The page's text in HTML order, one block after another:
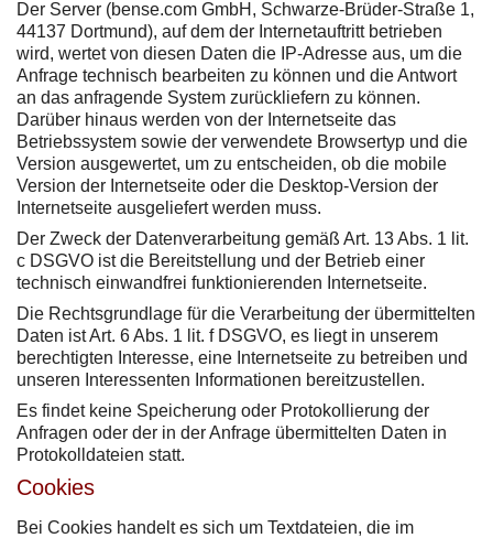
Der Server (bense.com GmbH, Schwarze-Brüder-Straße 1,
44137 Dortmund), auf dem der Internetauftritt betrieben
wird, wertet von diesen Daten die IP-Adresse aus, um die
Anfrage technisch bearbeiten zu können und die Antwort
an das anfragende System zurückliefern zu können.
Darüber hinaus werden von der Internetseite das
Betriebssystem sowie der verwendete Browsertyp und die
Version ausgewertet, um zu entscheiden, ob die mobile
Version der Internetseite oder die Desktop-Version der
Internetseite ausgeliefert werden muss.
Der Zweck der Datenverarbeitung gemäß Art. 13 Abs. 1 lit.
c DSGVO ist die Bereitstellung und der Betrieb einer
technisch einwandfrei funktionierenden Internetseite.
Die Rechtsgrundlage für die Verarbeitung der übermittelten
Daten ist Art. 6 Abs. 1 lit. f DSGVO, es liegt in unserem
berechtigten Interesse, eine Internetseite zu betreiben und
unseren Interessenten Informationen bereitzustellen.
Es findet keine Speicherung oder Protokollierung der
Anfragen oder der in der Anfrage übermittelten Daten in
Protokolldateien statt.
Cookies
Bei Cookies handelt es sich um Textdateien, die im